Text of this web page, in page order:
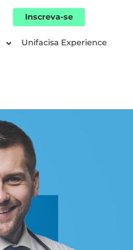
Inscreva-se
Unifacisa Experience